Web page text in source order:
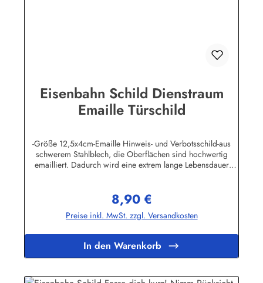
Eisenbahn Schild Dienstraum
Emaille Türschild
-Größe 12,5x4cm-Emaille Hinweis- und Verbotsschild-aus
schwerem Stahlblech, die Oberflächen sind hochwertig
emailliert. Dadurch wird eine extrem lange Lebensdauer
enthalten sind, dürfen nur lose angezogen werden, weil sonst
die Lackierung abplatzen kann-Die Emailleschilder können
auch nach Wunsch gefertigt werdenHier geht's zu den
WunschtextHerstellerinformationen:Buddel-Bini Inh. Eda
Binikowski e.K.Meddenwarf 1a22457
Hamburginfo@buddel.de
Regulärer Preis:
8,90 €
Preise inkl. MwSt. zzgl. Versandkosten
In den Warenkorb